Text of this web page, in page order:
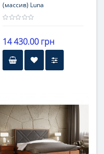
(массив) Luna
14 430.00 грн